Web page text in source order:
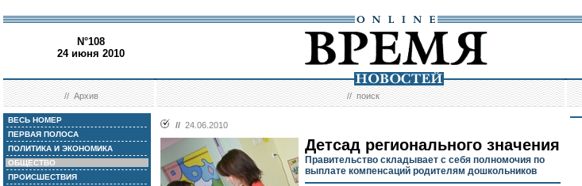
N°108
24 июня 2010
//Архив //поиск
ВЕСЬ НОМЕР
ПЕРВАЯ ПОЛОСА
ПОЛИТИКА И ЭКОНОМИКА
ОБЩЕСТВО
ПРОИСШЕСТВИЯ
// 24.06.2010
Детсад регионального значения
Правительство складывает с себя полномочия по
выплате компенсаций родителям дошкольников